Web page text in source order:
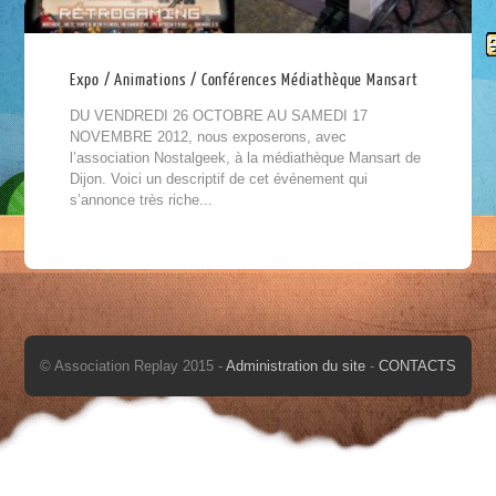
Expo / Animations / Conférences Médiathèque Mansart
DU VENDREDI 26 OCTOBRE AU SAMEDI 17
NOVEMBRE 2012, nous exposerons, avec
l’association Nostalgeek, à la médiathèque Mansart de
Dijon. Voici un descriptif de cet événement qui
s’annonce très riche...
© Association Replay 2015 - Administration du site - CONTACTS